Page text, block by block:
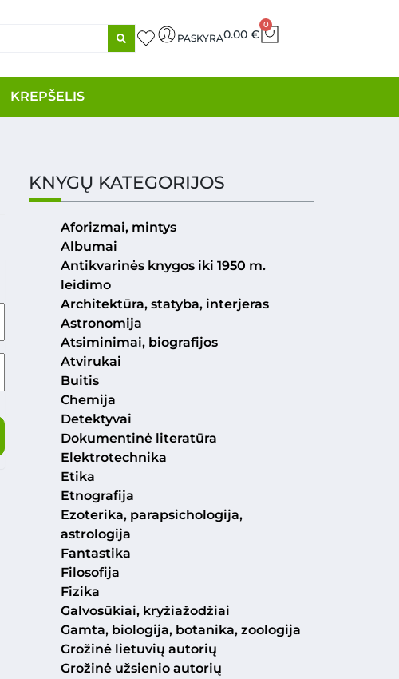
PASKYRA0.00 €
0
KREPŠELIS
KNYGŲ KATEGORIJOS
Aforizmai, mintys
Albumai
Antikvarinės knygos iki 1950 m.
leidimo
Architektūra, statyba, interjeras
Astronomija
Atsiminimai, biografijos
Atvirukai
Buitis
Chemija
Detektyvai
Dokumentinė literatūra
Elektrotechnika
Etika
Etnografija
Ezoterika, parapsichologija,
astrologija
Fantastika
Filosofija
Fizika
Galvosūkiai, kryžiažodžiai
Gamta, biologija, botanika, zoologija
Grožinė lietuvių autorių
Grožinė užsienio autorių